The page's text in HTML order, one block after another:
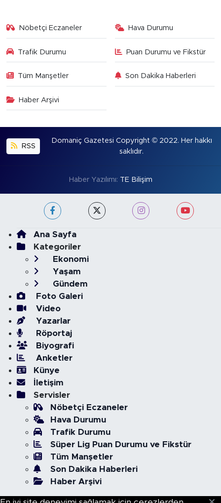
Nöbetçi Eczaneler Hava Durumu
Trafik Durumu Puan Durumu ve Fikstür
Tüm Manşetler Son Dakika Haberleri
Haber Arşivi
RSS
Domaniç Gazetesi Copyright © 2022. Her hakkı
saklıdır.
Haber Yazılımı: TE Bilişim
Ana Sayfa
Kategoriler
Ekonomi
Yaşam
Gündem
Foto Galeri
Video
Yazarlar
Röportaj
Biyografi
Anketler
Künye
İletişim
Servisler
Nöbetçi Eczaneler
Hava Durumu
Trafik Durumu
Süper Lig Puan Durumu ve Fikstür
Tüm Manşetler
Son Dakika Haberleri
Haber Arşivi